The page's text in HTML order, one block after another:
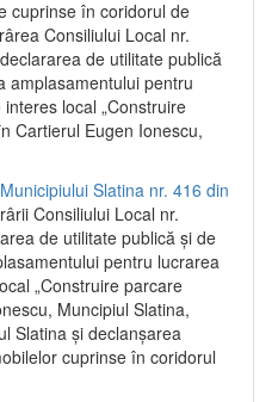
cuprinse în coridorul de
Consiliului Local nr.
de utilitate publică
amplasamentului pentru
local „Construire
Cartierul Eugen Ionescu,
Slatina nr. 416 din
Consiliului Local nr.
de utilitate publică și de
pentru lucrarea
„Construire parcare
Muncipiul Slatina,
Slatina și declanșarea
cuprinse în coridorul